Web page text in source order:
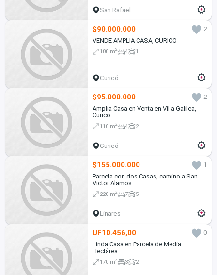
San Rafael
$90.000.000
2
VENDE AMPLIA CASA, CURICO
100 m2 4 1
Curicó
$95.000.000
2
Amplia Casa en Venta en Villa Galilea,
Curicó
110 m2 4 2
Curicó
$155.000.000
1
Parcela con dos Casas, camino a San
Victor Alamos
220 m2 7 5
Linares
UF10.456,00
0
Linda Casa en Parcela de Media
Hectàrea
170 m2 3 2